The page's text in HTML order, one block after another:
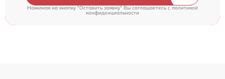
Нажимая на кнопку "Оставить заявку" Вы соглашаетесь cполитикой
конфиденциальности